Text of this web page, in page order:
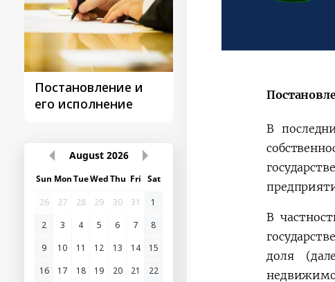
Постановление и
его исполнение
Президента
August 2026
Sun MonTueWedThu Fri Sat
26
27 28 29 30 31
1
2
3 4 5 6 7
8
9
10 11 12 13 14
15
16
17 18 19 20 21
22
В
В
доля